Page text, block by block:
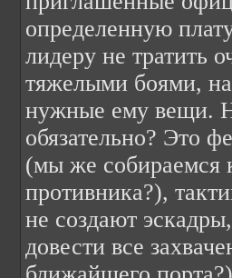
определенную
лидеру не тратить
тяжелыми боями,
нужные ему вещи.
обязательно? Это
(мы же собираемся
противника?),
не создают
довести все